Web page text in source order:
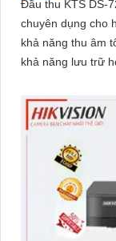
Đầu thu KTS DS-
chuyên dụng cho hệ
khả năng thu âm
khả năng lưu trữ